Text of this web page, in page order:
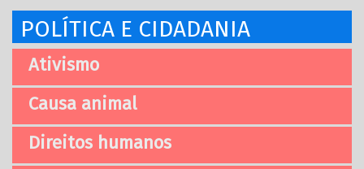
POLÍTICA E CIDADANIA
Ativismo
Causa animal
Direitos humanos